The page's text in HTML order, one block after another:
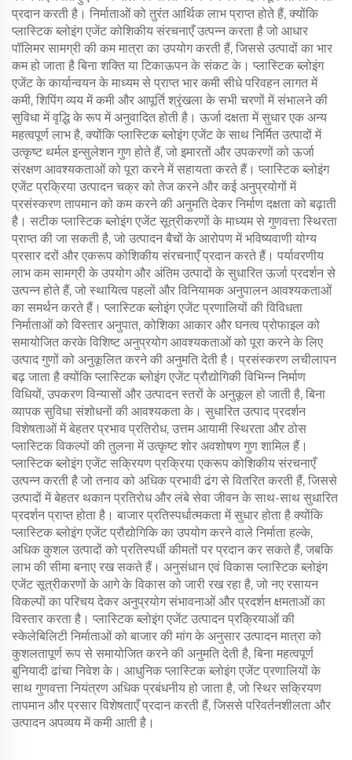
प्रदान करती है। निर्माताओं को तुरंत आर्थिक लाभ प्राप्त होते हैं, क्योंकि
प्लास्टिक ब्लोइंग एजेंट कोशिकीय संरचनाएँ उत्पन्न करता है जो आधार
पॉलिमर सामग्री की कम मात्रा का उपयोग करती हैं, जिससे उत्पादों का भार
कम हो जाता है बिना शक्ति या टिकाऊपन के संकट के। प्लास्टिक ब्लोइंग
एजेंट के कार्यान्वयन के माध्यम से प्राप्त भार कमी सीधे परिवहन लागत में
कमी, शिपिंग व्यय में कमी और आपूर्ति श्रृंखला के सभी चरणों में संभालने की
सुविधा में वृद्धि के रूप में अनुवादित होती है। ऊर्जा दक्षता में सुधार एक अन्य
महत्वपूर्ण लाभ है, क्योंकि प्लास्टिक ब्लोइंग एजेंट के साथ निर्मित उत्पादों में
उत्कृष्ट थर्मल इन्सुलेशन गुण होते हैं, जो इमारतों और उपकरणों को ऊर्जा
संरक्षण आवश्यकताओं को पूरा करने में सहायता करते हैं। प्लास्टिक ब्लोइंग
एजेंट प्रक्रिया उत्पादन चक्र को तेज करने और कई अनुप्रयोगों में
प्रसंस्करण तापमान को कम करने की अनुमति देकर निर्माण दक्षता को बढ़ाती
है। सटीक प्लास्टिक ब्लोइंग एजेंट सूत्रीकरणों के माध्यम से गुणवत्ता स्थिरता
प्राप्त की जा सकती है, जो उत्पादन बैचों के आरोपण में भविष्यवाणी योग्य
प्रसार दरों और एकरूप कोशिकीय संरचनाएँ प्रदान करते हैं। पर्यावरणीय
लाभ कम सामग्री के उपयोग और अंतिम उत्पादों के सुधारित ऊर्जा प्रदर्शन से
उत्पन्न होते हैं, जो स्थायित्व पहलों और विनियामक अनुपालन आवश्यकताओं
का समर्थन करते हैं। प्लास्टिक ब्लोइंग एजेंट प्रणालियों की विविधता
निर्माताओं को विस्तार अनुपात, कोशिका आकार और घनत्व प्रोफाइल को
समायोजित करके विशिष्ट अनुप्रयोग आवश्यकताओं को पूरा करने के लिए
उत्पाद गुणों को अनुकूलित करने की अनुमति देती है। प्रसंस्करण लचीलापन
बढ़ जाता है क्योंकि प्लास्टिक ब्लोइंग एजेंट प्रौद्योगिकी विभिन्न निर्माण
विधियों, उपकरण विन्यासों और उत्पादन स्तरों के अनुकूल हो जाती है, बिना
व्यापक सुविधा संशोधनों की आवश्यकता के। सुधारित उत्पाद प्रदर्शन
विशेषताओं में बेहतर प्रभाव प्रतिरोध, उत्तम आयामी स्थिरता और ठोस
प्लास्टिक विकल्पों की तुलना में उत्कृष्ट शोर अवशोषण गुण शामिल हैं।
प्लास्टिक ब्लोइंग एजेंट सक्रियण प्रक्रिया एकरूप कोशिकीय संरचनाएँ
उत्पन्न करती है जो तनाव को अधिक प्रभावी ढंग से वितरित करती हैं, जिससे
उत्पादों में बेहतर थकान प्रतिरोध और लंबे सेवा जीवन के साथ-साथ सुधारित
प्रदर्शन प्राप्त होता है। बाजार प्रतिस्पर्धात्मकता में सुधार होता है क्योंकि
प्लास्टिक ब्लोइंग एजेंट प्रौद्योगिकि का उपयोग करने वाले निर्माता हल्के,
अधिक कुशल उत्पादों को प्रतिस्पर्धी कीमतों पर प्रदान कर सकते हैं, जबकि
लाभ की सीमा बनाए रख सकते हैं। अनुसंधान एवं विकास प्लास्टिक ब्लोइंग
एजेंट सूत्रीकरणों के आगे के विकास को जारी रख रहा है, जो नए रसायन
विकल्पों का परिचय देकर अनुप्रयोग संभावनाओं और प्रदर्शन क्षमताओं का
विस्तार करता है। प्लास्टिक ब्लोइंग एजेंट उत्पादन प्रक्रियाओं की
स्केलेबिलिटी निर्माताओं को बाजार की मांग के अनुसार उत्पादन मात्रा को
कुशलतापूर्ण रूप से समायोजित करने की अनुमति देती है, बिना महत्वपूर्ण
बुनियादी ढांचा निवेश के। आधुनिक प्लास्टिक ब्लोइंग एजेंट प्रणालियों के
साथ गुणवत्ता नियंत्रण अधिक प्रबंधनीय हो जाता है, जो स्थिर सक्रियण
तापमान और प्रसार विशेषताएँ प्रदान करती हैं, जिससे परिवर्तनशीलता और
उत्पादन अपव्यय में कमी आती है।